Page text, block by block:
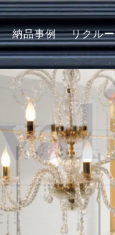
納品事例 リクル